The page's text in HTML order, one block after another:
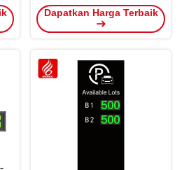
ruangan Tampilan Wayfinder
Screen
Dapatkan Harga Terbaik